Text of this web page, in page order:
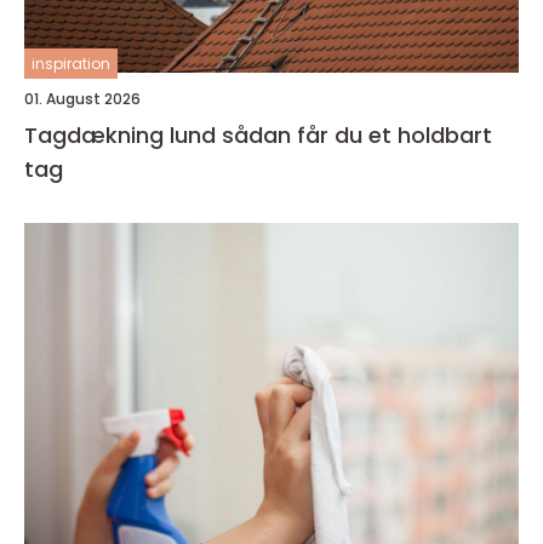
inspiration
01. August 2026
Tagdækning lund sådan får du et holdbart
tag